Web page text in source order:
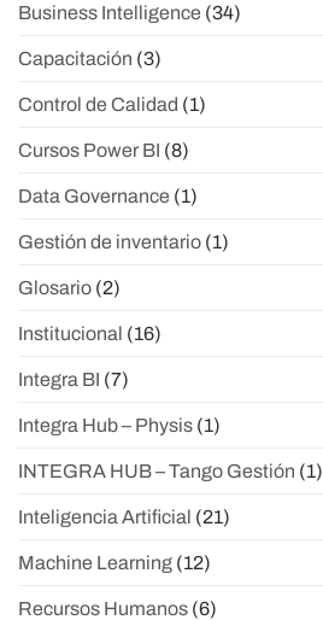
Business Intelligence (34)
Capacitación (3)
Control de Calidad (1)
Cursos Power BI (8)
Data Governance (1)
Gestión de inventario (1)
Glosario (2)
Institucional (16)
Integra BI (7)
Integra Hub – Physis (1)
INTEGRA HUB – Tango Gestión (1)
Inteligencia Artificial (21)
Machine Learning (12)
Recursos Humanos (6)